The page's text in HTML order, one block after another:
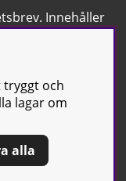
Innehåller
| All rights reserved
tryggt och
lagar om
alla